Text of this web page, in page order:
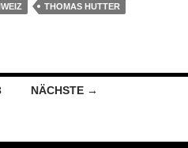
THOMAS HUTTER
NÄCHSTE →